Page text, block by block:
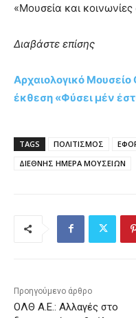
«Μουσεία και
Διαβάστε επίσης
Αρχαιολογικό
έκθεση «Φύσει μέν
TAGS ΠΟΛΙΤΙΣΜΟΣ
ΔΙΕΘΝΗΣ ΗΜΕΡΑ ΜΟΥΣΕΙΩΝ
Προηγούμενο άρθρο
ΟΛΘ Α.Ε.: Αλλαγές στο